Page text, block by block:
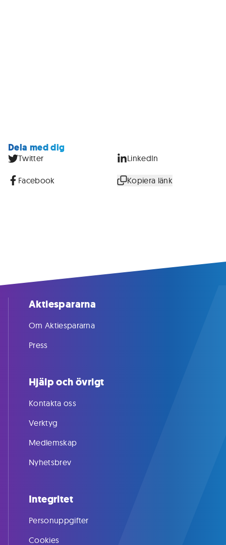
Dela med dig
Twitter LinkedIn
Facebook Kopiera länk
Aktiespararna
Om Aktiespararna
Press
Hjälp och övrigt
Kontakta oss
Verktyg
Medlemskap
Nyhetsbrev
Integritet
Personuppgifter
Cookies